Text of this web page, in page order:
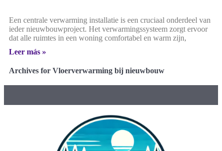
Een centrale verwarming installatie is een cruciaal onderdeel van
ieder nieuwbouwproject. Het verwarmingssysteem zorgt ervoor
dat alle ruimtes in een woning comfortabel en warm zijn,
Leer más »
Archives for Vloerverwarming bij nieuwbouw